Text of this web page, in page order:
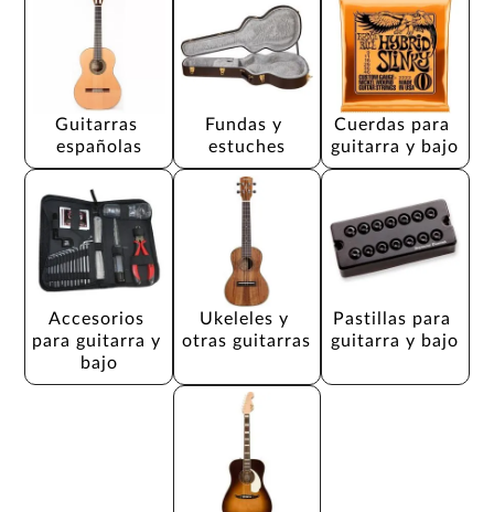
Guitarras
españolas
Fundas y
estuches
Cuerdas para
guitarra y bajo
Accesorios
para guitarra y
bajo
Ukeleles y
otras guitarras
Pastillas para
guitarra y bajo